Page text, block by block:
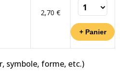
2,70 €
symbole, forme, etc.)